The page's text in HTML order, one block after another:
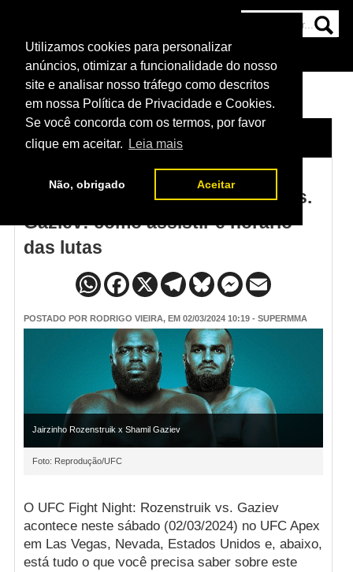
Utilizamos cookies para personalizar
anúncios, otimizar a funcionalidade do nosso
site e analisar nosso tráfego como descritos
em nossa Política de Privacidade e Cookies.
Se você concorda com os termos, por favor
clique em aceitar.
Leia mais
Não, obrigado Aceitar
NOTÍCIAS
HOME NOTÍCIAS
UFC Fight Night - Rozenstruik vs.
Gaziev: como assistir e horário
das lutas
POSTADO POR RODRIGO VIEIRA, EM 02/03/2024 10:19 - SUPERMMA
Jairzinho Rozenstruik x Shamil Gaziev
Foto: Reprodução/UFC
O UFC Fight Night: Rozenstruik vs. Gaziev
acontece neste sábado (02/03/2024) no UFC Apex
em Las Vegas, Nevada, Estados Unidos e, abaixo,
está tudo o que você precisa saber sobre este